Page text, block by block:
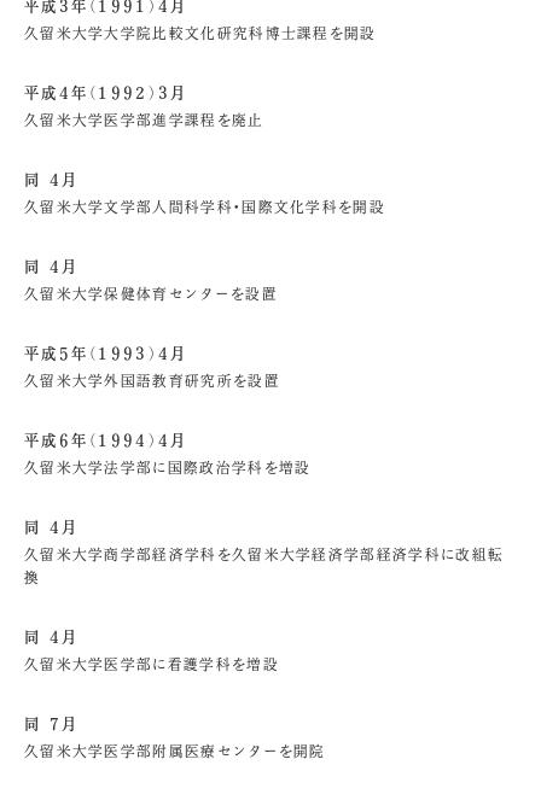
平成3年（1991）4月
久留米大学大学院比較文化研究科博士課程を開設
平成4年（1992）3月
久留米大学医学部進学課程を廃止
同 4月
久留米大学文学部人間科学科・国際文化学科を開設
同 4月
久留米大学保健体育センターを設置
平成5年（1993）4月
久留米大学外国語教育研究所を設置
平成6年（1994）4月
久留米大学法学部に国際政治学科を増設
同 4月
久留米大学商学部経済学科を久留米大学経済学部経済学科に改組転
換
同 4月
久留米大学医学部に看護学科を増設
同 7月
久留米大学医学部附属医療センターを開院